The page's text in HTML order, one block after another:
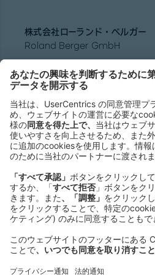
株式会社ローランド ･ ベルガー
Roland Berger GmbH
80538 Munich
Germany
Phone:
+49 89 9230-0
Fax:
+49 89 9230-8202
Mail:
Send us a message
NEWSROOM
LEGAL
HELP
PRIVACY